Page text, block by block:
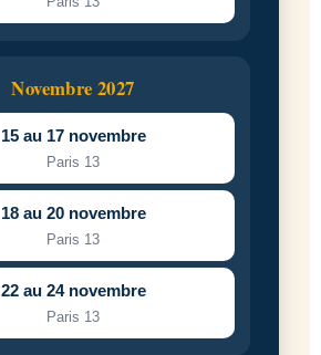
Novembre 2027
15 au 17 novembre
Paris 13
18 au 20 novembre
Paris 13
22 au 24 novembre
Paris 13